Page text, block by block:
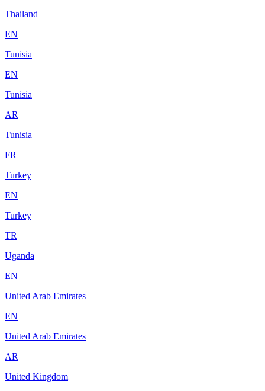
Thailand
EN
Tunisia
EN
Tunisia
AR
Tunisia
FR
Turkey
EN
Turkey
TR
Uganda
EN
United Arab Emirates
EN
United Arab Emirates
AR
United Kingdom